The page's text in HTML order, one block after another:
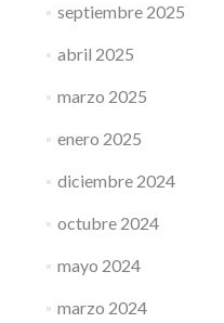
septiembre 2025
abril 2025
marzo 2025
enero 2025
diciembre 2024
octubre 2024
mayo 2024
marzo 2024